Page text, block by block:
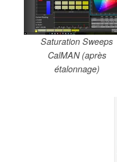
Saturation Sweeps
CalMAN (après
étalonnage)